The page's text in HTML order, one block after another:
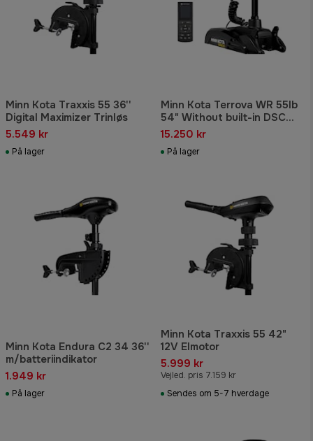
Minn Kota Traxxis 55 36''
Digital Maximizer Trinløs
5.549 kr
På lager
Minn Kota Terrova WR 55lb
54" Without built-in DSC
transducer
15.250 kr
På lager
Minn Kota Endura C2 34 36''
m/batteriindikator
1.949 kr
På lager
Minn Kota Traxxis 55 42"
12V Elmotor
5.999 kr
Vejled. pris 7.159 kr
Sendes om 5-7 hverdage